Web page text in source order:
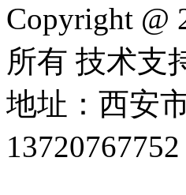
Copyright @
所有 技术支
地址：西安